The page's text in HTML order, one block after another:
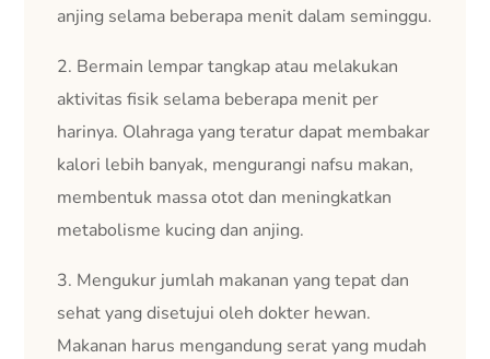
anjing selama beberapa menit dalam seminggu.
2. Bermain lempar tangkap atau melakukan
aktivitas fisik selama beberapa menit per
harinya. Olahraga yang teratur dapat membakar
kalori lebih banyak, mengurangi nafsu makan,
membentuk massa otot dan meningkatkan
metabolisme kucing dan anjing.
3. Mengukur jumlah makanan yang tepat dan
sehat yang disetujui oleh dokter hewan.
Makanan harus mengandung serat yang mudah